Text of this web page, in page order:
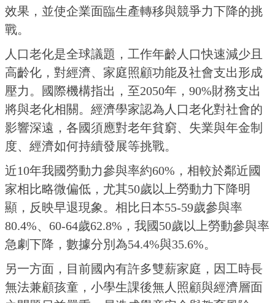
效果，並使企業面臨生產轉移與競爭力下降的挑
戰。
人口老化是全球議題，工作年齡人口快速減少且
高齡化，對經濟、家庭照顧功能及社會支出形成
壓力。國際機構指出，至2050年，90%財務支出
將與老化相關。經濟學家認為人口老化對社會的
影響深遠，各國須應對老年貧窮、失業與年金制
度、經濟如何持續發展等挑戰。
近10年我國勞動力參與率約60%，相較於鄰近國
家相比略微偏低，尤其50歲以上勞動力下降明
顯，反映早退現象。相比日本55-59歲參與率
80.4%、60-64歲62.8%，我國50歲以上勞動參與率
急劇下降，數據分別為54.4%與35.6%。
另一方面，目前國內有許多雙薪家庭，因工時長
無法兼顧孩童，小學生課後無人照顧與經濟層面